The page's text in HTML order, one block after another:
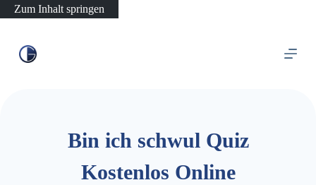
Zum Inhalt springen
Bin ich schwul Quiz
Kostenlos Online